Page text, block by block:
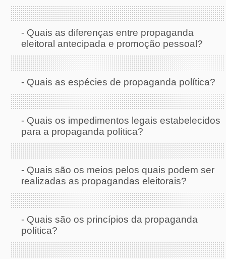
- Quais as diferenças entre propaganda
eleitoral antecipada e promoção pessoal?
- Quais as espécies de propaganda política?
- Quais os impedimentos legais estabelecidos
para a propaganda política?
- Quais são os meios pelos quais podem ser
realizadas as propagandas eleitorais?
- Quais são os princípios da propaganda
política?